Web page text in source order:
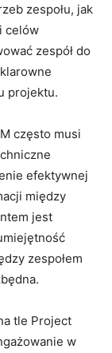
zespołu,​ jak
celów
zespół do
projektu.
często musi
⁢efektywnej
⁣między
jest
zespołem
tle Project
w